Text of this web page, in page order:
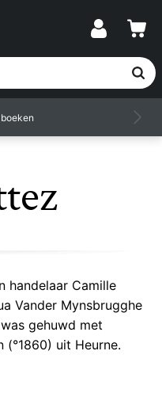
handelaar Camille
Vander Mynsbrugghe
gehuwd met
(°1860) uit Heurne.